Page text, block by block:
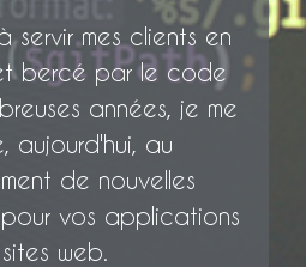
servir mes clients en
bercé par le code
années, je me
aujourd'hui, au
de nouvelles
vos applications
web.